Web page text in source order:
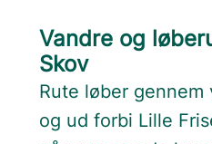
Vandre og
Skov
Rute løber
og ud forbi Lille